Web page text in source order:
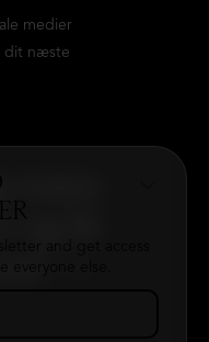
medier
dit næste
få